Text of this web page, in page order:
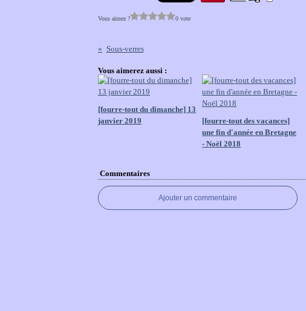
Vous aimez ? 0 vote
Sous-verres
Vous aimerez aussi :
[fourre-tout du dimanche] 13
janvier 2019
[fourre-tout des vacances]
une fin d'année en Bretagne
- Noël 2018
Commentaires
Ajouter un commentaire